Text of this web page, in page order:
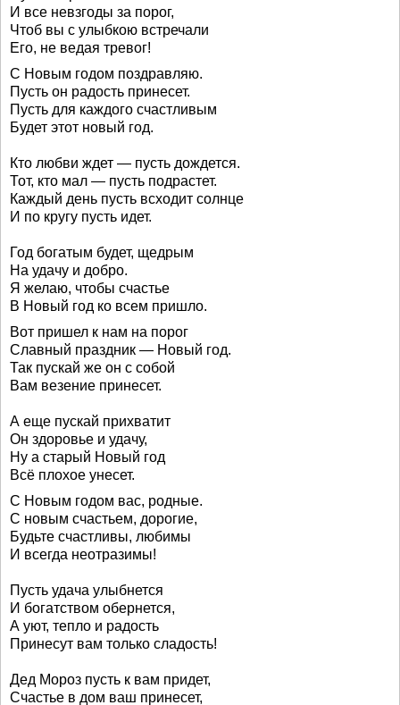
И все невзгоды за порог,
Чтоб вы с улыбкою встречали
Его, не ведая тревог!
С Новым годом поздравляю.
Пусть он радость принесет.
Пусть для каждого счастливым
Будет этот новый год.
Кто любви ждет — пусть дождется.
Тот, кто мал — пусть подрастет.
Каждый день пусть всходит солнце
И по кругу пусть идет.
Год богатым будет, щедрым
На удачу и добро.
Я желаю, чтобы счастье
В Новый год ко всем пришло.
Вот пришел к нам на порог
Славный праздник — Новый год.
Так пускай же он с собой
Вам везение принесет.
А еще пускай прихватит
Он здоровье и удачу,
Ну а старый Новый год
Всё плохое унесет.
С Новым годом вас, родные.
С новым счастьем, дорогие,
Будьте счастливы, любимы
И всегда неотразимы!
Пусть удача улыбнется
И богатством обернется,
А уют, тепло и радость
Принесут вам только сладость!
Дед Мороз пусть к вам придет,
Счастье в дом ваш принесет,